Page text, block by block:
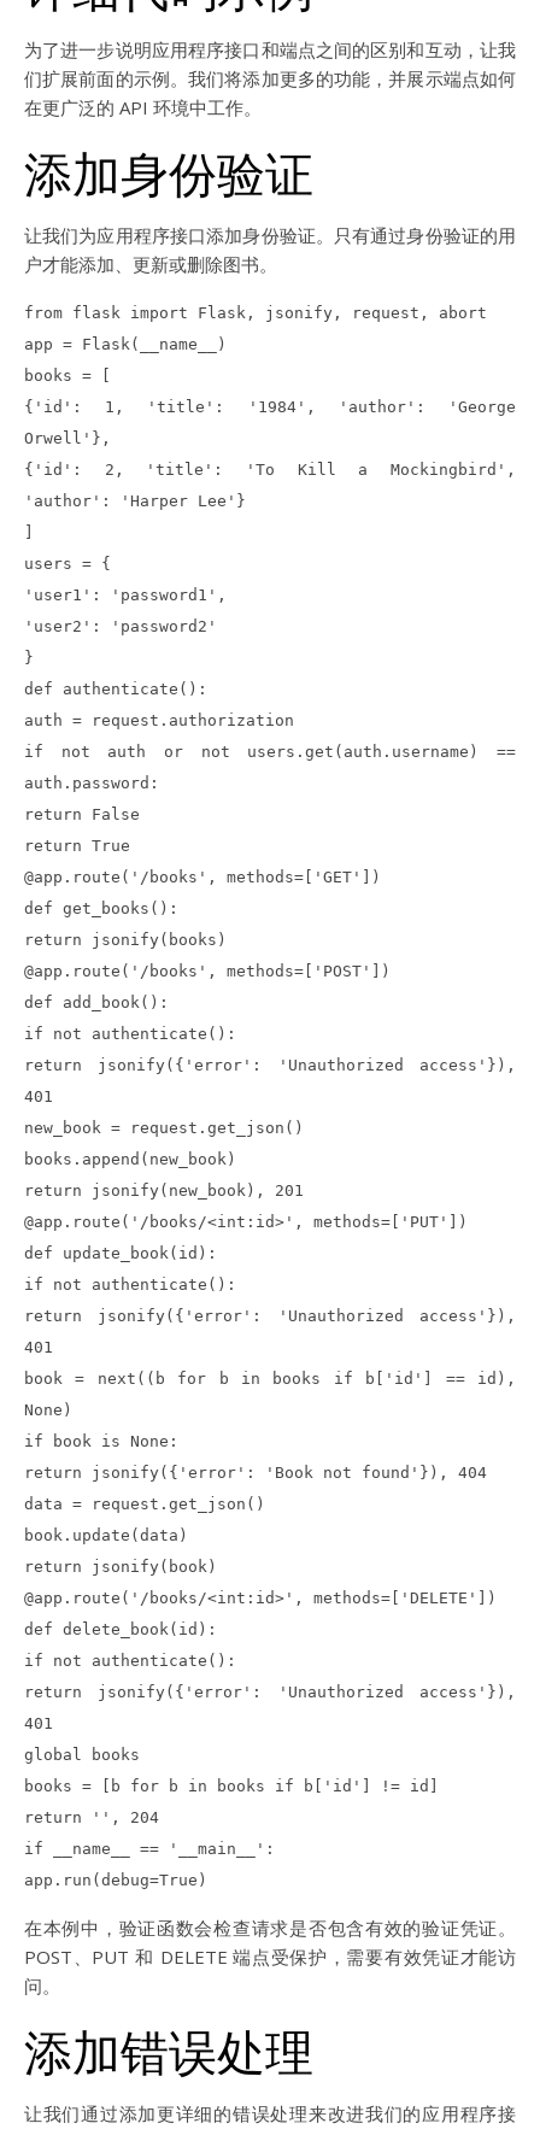
为了进一步说明应用程序接口和端点之间的区别和互动，让我
们扩展前面的示例。我们将添加更多的功能，并展示端点如何
在更广泛的 API 环境中工作。
添加身份验证
让我们为应用程序接口添加身份验证。只有通过身份验证的用
户才能添加、更新或删除图书。
from flask import Flask, jsonify, request, abort
app = Flask(__name__)
books = [
{'id': 1, 'title': '1984', 'author': 'George
Orwell'},
{'id': 2, 'title': 'To Kill a Mockingbird',
'author': 'Harper Lee'}
users = {
'user1': 'password1',
'user2': 'password2'
}
def authenticate():
auth = request.authorization
if not auth or not users.get(auth.username) ==
auth.password:
return False
return True
@app.route('/books', methods=['GET'])
def get_books():
return jsonify(books)
@app.route('/books', methods=['POST'])
def add_book():
if not authenticate():
return jsonify({'error': 'Unauthorized access'}),
401
new_book = request.get_json()
books.append(new_book)
return jsonify(new_book), 201
@app.route('/books/<int:id>', methods=['PUT'])
def update_book(id):
if not authenticate():
return jsonify({'error': 'Unauthorized access'}),
401
book = next((b for b in books if b['id'] == id),
None)
if book is None:
return jsonify({'error': 'Book not found'}), 404
data = request.get_json()
book.update(data)
return jsonify(book)
@app.route('/books/<int:id>', methods=['DELETE'])
def delete_book(id):
if not authenticate():
return jsonify({'error': 'Unauthorized access'}),
401
global books
books = [b for b in books if b['id'] != id]
return '', 204
if __name__ == '__main__':
app.run(debug=True)
在本例中，验证函数会检查请求是否包含有效的验证凭证。
POST、PUT 和 DELETE 端点受保护，需要有效凭证才能访
问。
添加错误处理
让我们通过添加更详细的错误处理来改进我们的应用程序接